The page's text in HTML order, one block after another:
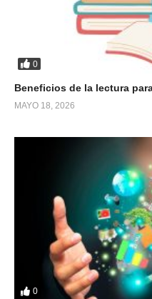
0
Beneficios de la lectura
MAYO 18, 2026
0